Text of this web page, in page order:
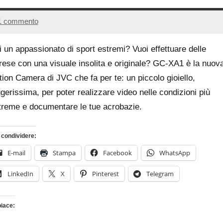
commento
un appassionato di sport estremi? Vuoi effettuare delle
con una visuale insolita e originale? GC-XA1 è la
Camera di JVC che fa per te: un piccolo gioiello,
per poter realizzare video nelle condizioni più
e documentare le tue acrobazie.
E-mail Stampa Facebook WhatsApp
LinkedIn X Pinterest Telegram